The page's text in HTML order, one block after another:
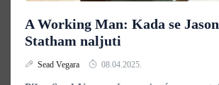
A Working Man: Kada se Jason
Statham naljuti
Sead Vegara 08.04.2025.